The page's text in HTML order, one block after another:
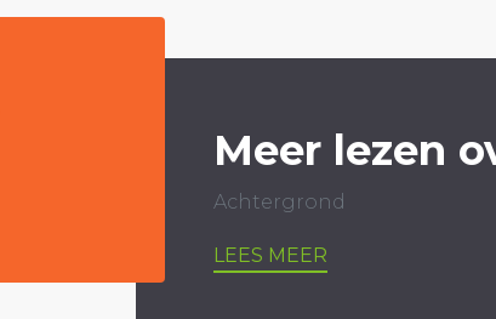
Meer lezen
Achtergrond
LEES MEER